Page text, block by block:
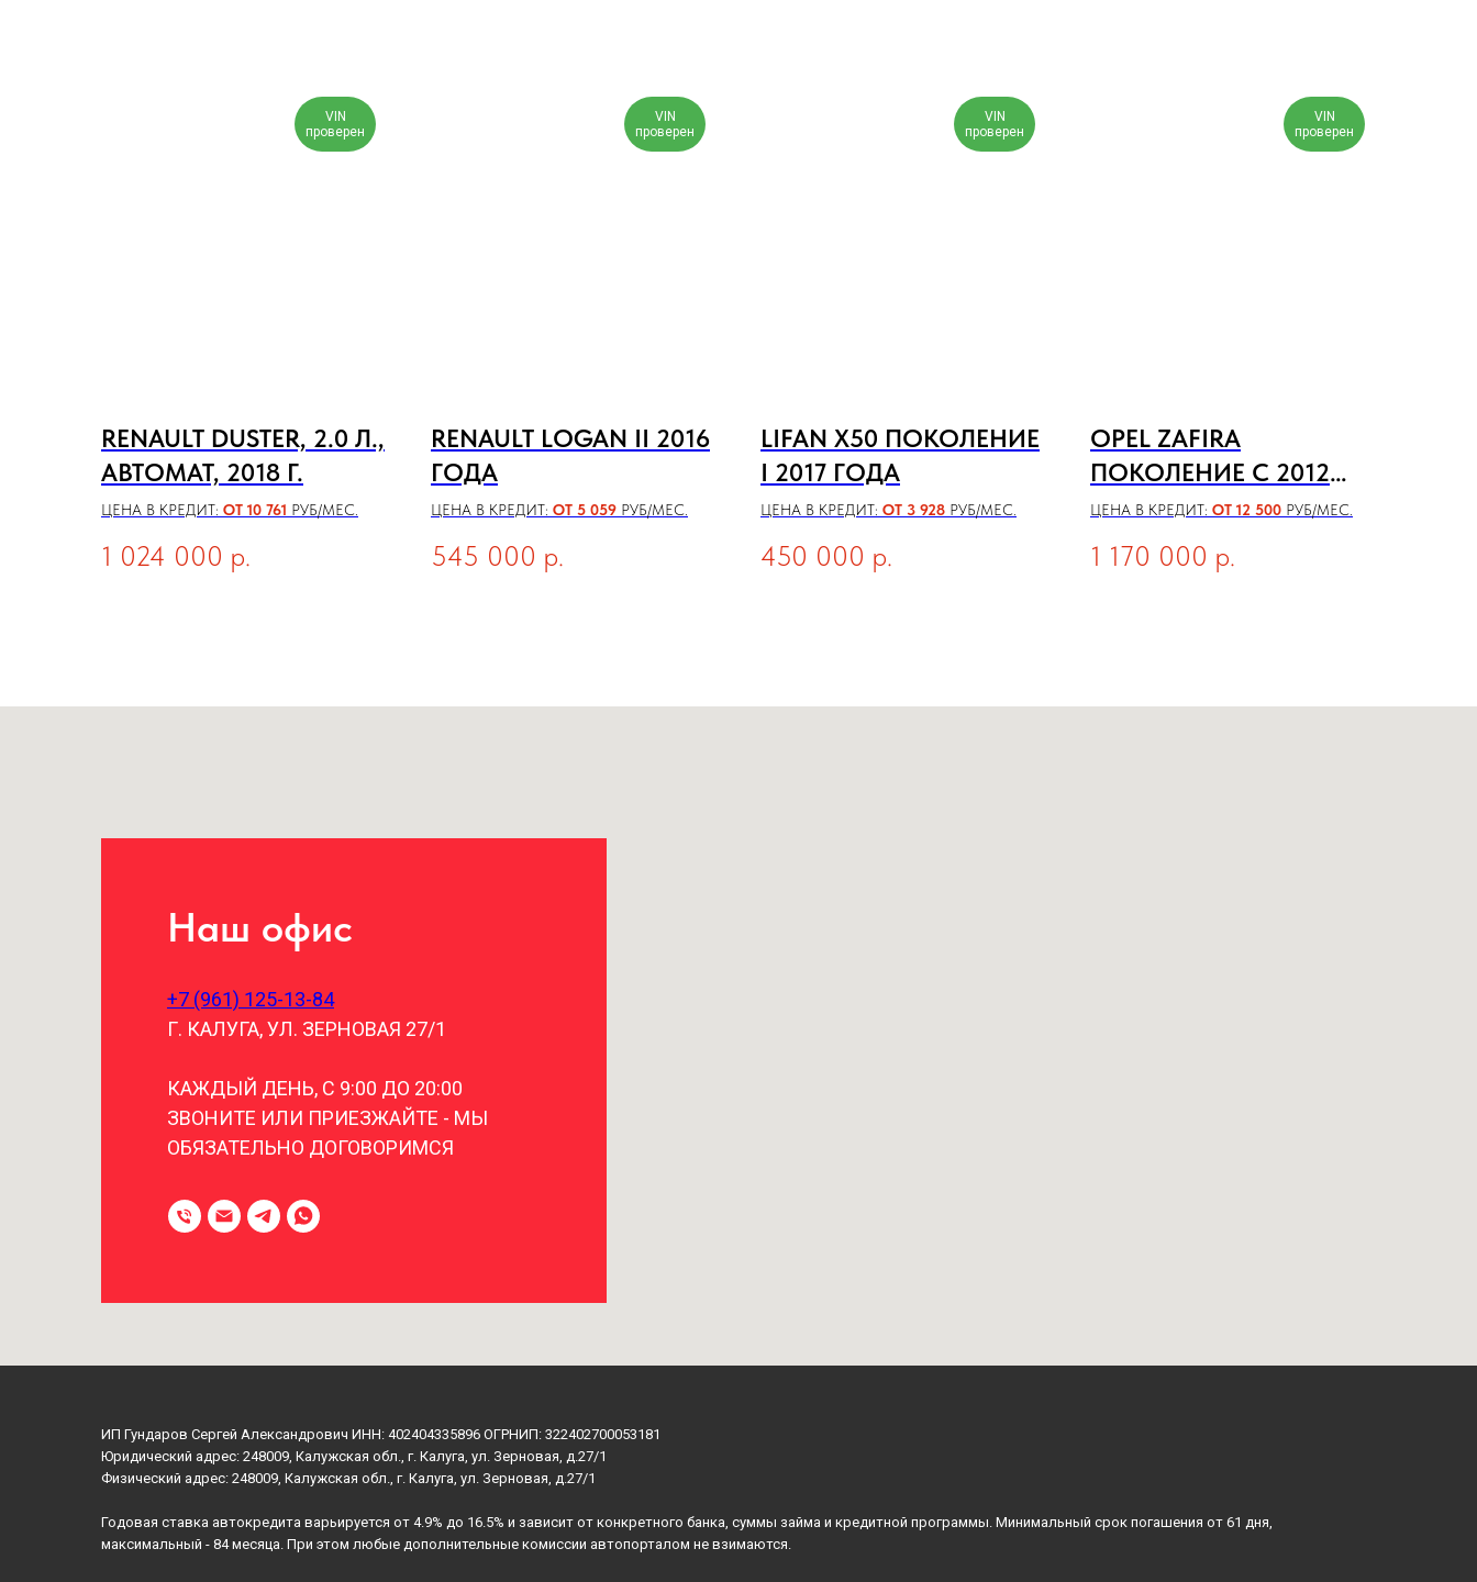
VIN
проверен
RENAULT DUSTER, 2.0 Л.,
АВТОМАТ, 2018 Г.
ЦЕНА В КРЕДИТ: ОТ 10 761 РУБ/МЕС.
1 024 000 р.
VIN
проверен
RENAULT LOGAN II 2016
ГОДА
ЦЕНА В КРЕДИТ: ОТ 5 059 РУБ/МЕС.
545 000 р.
VIN
проверен
LIFAN X50 ПОКОЛЕНИЕ
I 2017 ГОДА
ЦЕНА В КРЕДИТ: ОТ 3 928 РУБ/МЕС.
450 000 р.
VIN
проверен
OPEL ZAFIRA
ПОКОЛЕНИЕ C 2012
ГОДА
ЦЕНА В КРЕДИТ: ОТ 12 500 РУБ/МЕС.
1 170 000 р.
Наш офис
+7 (961) 125-13-84
Г. КАЛУГА, УЛ. ЗЕРНОВАЯ 27/1
КАЖДЫЙ ДЕНЬ, С 9:00 ДО 20:00
ЗВОНИТЕ ИЛИ ПРИЕЗЖАЙТЕ - МЫ
ОБЯЗАТЕЛЬНО ДОГОВОРИМСЯ
ИП Гундаров Сергей Александрович ИНН: 402404335896 ОГРНИП: 322402700053181
Юридический адрес: 248009, Калужская обл., г. Калуга, ул. Зерновая, д.27/1
Физический адрес: 248009, Калужская обл., г. Калуга, ул. Зерновая, д.27/1
Годовая ставка автокредита варьируется от 4.9% до 16.5% и зависит от конкретного банка, суммы займа и кредитной программы. Минимальный срок погашения от 61 дня,
максимальный - 84 месяца. При этом любые дополнительные комиссии автопорталом не взимаются.